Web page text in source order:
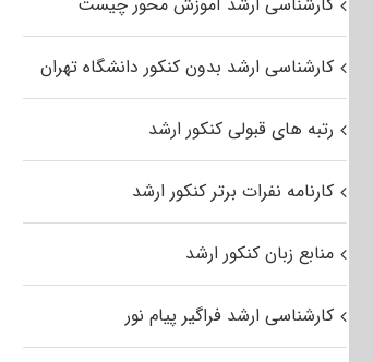
کارشناسی ارشد بدون کنکور دانشگاه تهران
رتبه های قبولی کنکور ارشد
کارنامه نفرات برتر کنکور ارشد
منابع زبان کنکور ارشد
کارشناسی ارشد فراگیر پیام نور